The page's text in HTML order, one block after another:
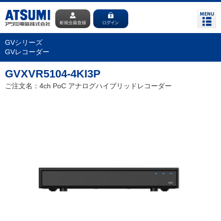
GVシリーズ
GVレコーダー
GVXVR5104-4KI3P
ご注文名：4ch PoC アナログハイブリッドレコーダー